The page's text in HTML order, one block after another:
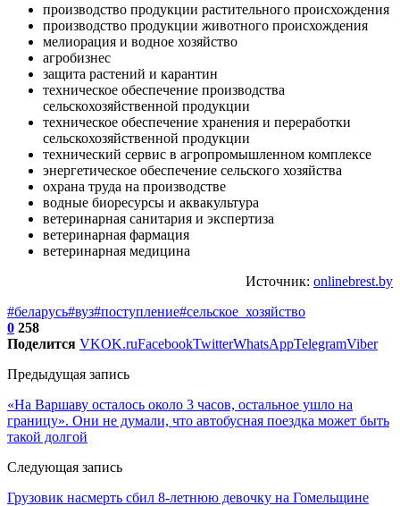
производство продукции растительного происхождения
производство продукции животного происхождения
мелиорация и водное хозяйство
агробизнес
защита растений и карантин
техническое обеспечение производства
сельскохозяйственной продукции
техническое обеспечение хранения и переработки
сельскохозяйственной продукции
технический сервис в агропромышленном комплексе
энергетическое обеспечение сельского хозяйства
охрана труда на производстве
водные биоресурсы и аквакультура
ветеринарная санитария и экспертиза
ветеринарная фармация
ветеринарная медицина
Источник: onlinebrest.by
#беларусь#вуз#поступление#сельское_хозяйство
0 258
Поделится VKOK.ruFacebookTwitterWhatsAppTelegramViber
Предыдущая запись
«На Варшаву осталось около 3 часов, остальное ушло на
границу». Они не думали, что автобусная поездка может быть
такой долгой
Следующая запись
Грузовик насмерть сбил 8-летнюю девочку на Гомельщине